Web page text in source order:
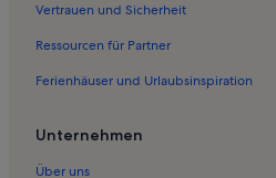
Ferienwohnungen in Måløv
Ferienwohnungen in Virum
Vertrauen und Sicherheit
Ressourcen für Partner
Ferienhäuser und Urlaubsinspiration
Unternehmen
Über uns